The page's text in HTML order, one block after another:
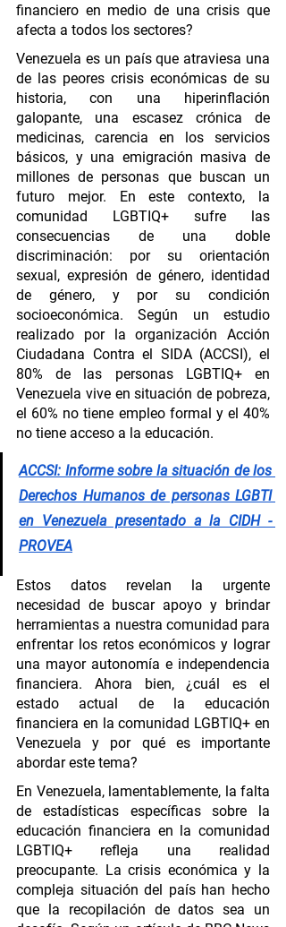
financiero en medio de una crisis que
afecta a todos los sectores?
Venezuela es un país que atraviesa una
de las peores crisis económicas de su
historia, con una hiperinflación
galopante, una escasez crónica de
medicinas, carencia en los servicios
básicos, y una emigración masiva de
millones de personas que buscan un
futuro mejor. En este contexto, la
comunidad LGBTIQ+ sufre las
consecuencias de una doble
discriminación: por su orientación
sexual, expresión de género, identidad
de género, y por su condición
socioeconómica. Según un estudio
realizado por la organización Acción
Ciudadana Contra el SIDA (ACCSI), el
80% de las personas LGBTIQ+ en
Venezuela vive en situación de pobreza,
el 60% no tiene empleo formal y el 40%
no tiene acceso a la educación.
ACCSI: Informe sobre la situación de los
Derechos Humanos de personas LGBTI
en Venezuela presentado a la CIDH -
PROVEA
Estos datos revelan la urgente
necesidad de buscar apoyo y brindar
herramientas a nuestra comunidad para
enfrentar los retos económicos y lograr
una mayor autonomía e independencia
financiera. Ahora bien, ¿cuál es el
estado actual de la educación
financiera en la comunidad LGBTIQ+ en
Venezuela y por qué es importante
abordar este tema?
En Venezuela, lamentablemente, la falta
de estadísticas específicas sobre la
educación financiera en la comunidad
LGBTIQ+ refleja una realidad
preocupante. La crisis económica y la
compleja situación del país han hecho
que la recopilación de datos sea un